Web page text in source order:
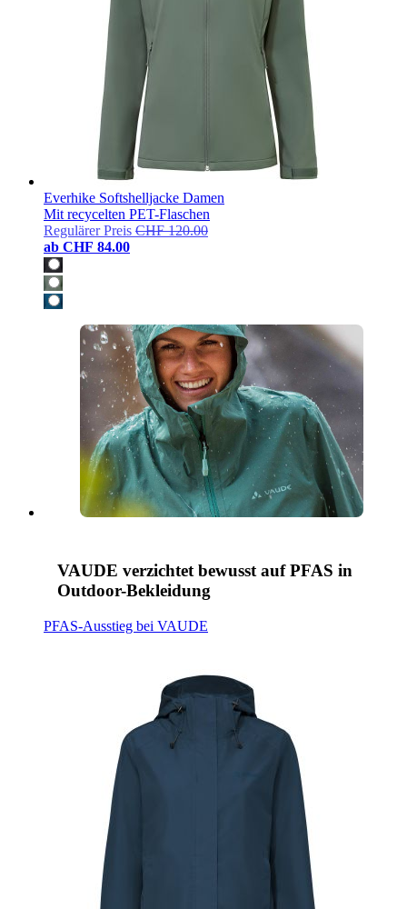
Everhike Softshelljacke Damen
Mit recycelten PET-Flaschen
Regulärer Preis CHF 120.00
ab CHF 84.00
VAUDE verzichtet bewusst auf PFAS in
Outdoor-Bekleidung
PFAS-Ausstieg bei VAUDE